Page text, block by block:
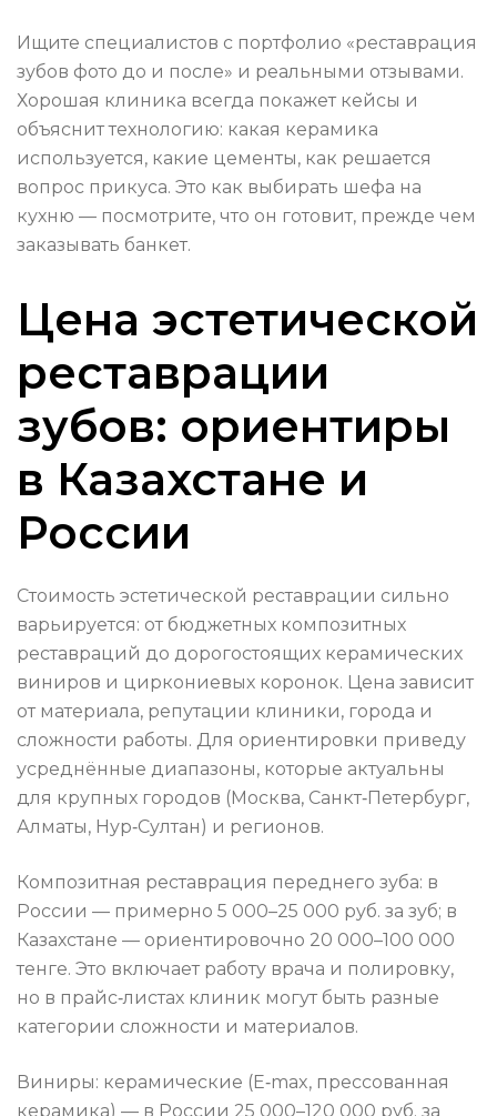
Ищите специалистов с портфолио «реставрация
зубов фото до и после» и реальными отзывами.
Хорошая клиника всегда покажет кейсы и
объяснит технологию: какая керамика
используется, какие цементы, как решается
вопрос прикуса. Это как выбирать шефа на
кухню — посмотрите, что он готовит, прежде чем
заказывать банкет.
Цена эстетической
реставрации
зубов: ориентиры
в Казахстане и
России
Стоимость эстетической реставрации сильно
варьируется: от бюджетных композитных
реставраций до дорогостоящих керамических
виниров и циркониевых коронок. Цена зависит
от материала, репутации клиники, города и
сложности работы. Для ориентировки приведу
усреднённые диапазоны, которые актуальны
для крупных городов (Москва, Санкт‑Петербург,
Алматы, Нур‑Султан) и регионов.
Композитная реставрация переднего зуба: в
России — примерно 5 000–25 000 руб. за зуб; в
Казахстане — ориентировочно 20 000–100 000
тенге. Это включает работу врача и полировку,
но в прайс‑листах клиник могут быть разные
категории сложности и материалов.
Виниры: керамические (E‑max, прессованная
керамика) — в России 25 000–120 000 руб. за